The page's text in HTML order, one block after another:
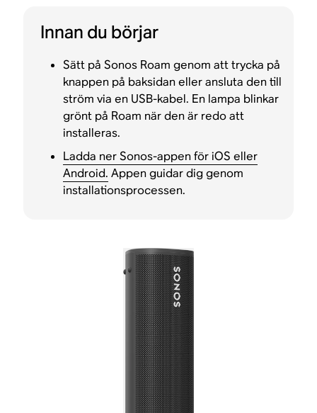
Innan du börjar
Sätt på Sonos Roam genom att trycka på
knappen på baksidan eller ansluta den till
ström via en USB-kabel. En lampa blinkar
grönt på Roam när den är redo att
installeras.
Ladda ner Sonos-appen för iOS eller
Android. Appen guidar dig genom
installationsprocessen.